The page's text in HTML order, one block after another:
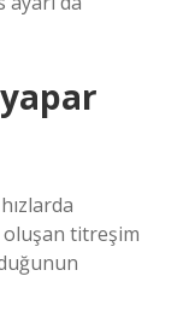
oluşan titreşim